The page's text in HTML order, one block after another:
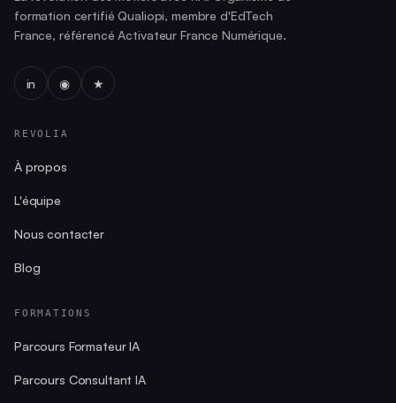
formation certifié Qualiopi, membre d'EdTech
France, référencé Activateur France Numérique.
in ◉ ★
REVOLIA
À propos
L'équipe
Nous contacter
Blog
FORMATIONS
Parcours Formateur IA
Parcours Consultant IA